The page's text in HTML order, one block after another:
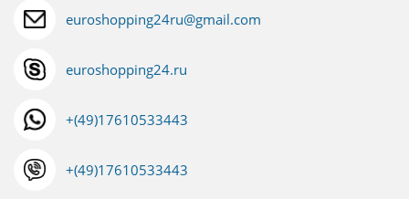
euroshopping24ru@gmail.com
euroshopping24.ru
+(49)17610533443
+(49)17610533443